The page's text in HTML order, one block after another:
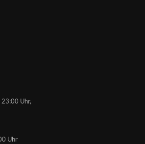
Uhr,
Uhr